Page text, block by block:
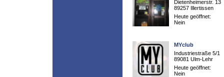
Dietenheimerstr. 13
89257 Illertissen
Heute geöffnet:
Nein
MYclub
Industriestraße 5/1
89081 Ulm-Lehr
Heute geöffnet:
Nein